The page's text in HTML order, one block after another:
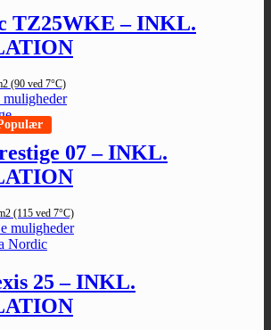
TZ25WKE – INKL.
(90 ved 7°C)
muligheder
07 – INKL.
(115 ved 7°C)
muligheder
25 – INKL.